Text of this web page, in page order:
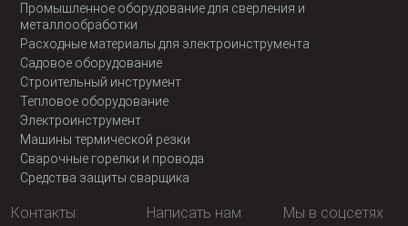
Промышленное оборудование для сверления и
металлообработки
Расходные материалы для электроинструмента
Садовое оборудование
Строительный инструмент
Тепловое оборудование
Электроинструмент
Машины термической резки
Сварочные горелки и провода
Средства защиты сварщика
Контакты: Написать нам: Мы в соцсетях